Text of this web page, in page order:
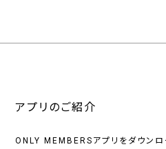
アプリのご紹介
ONLY MEMBERSアプリをダウンロ